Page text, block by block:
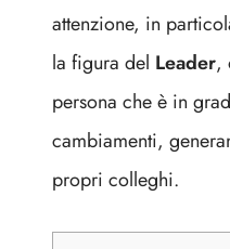
attenzione, in
la figura del Leader,
persona che è in
cambiamenti,
propri colleghi.